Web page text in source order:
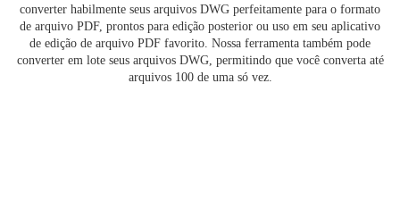
converter habilmente seus arquivos DWG perfeitamente para o formato
de arquivo PDF, prontos para edição posterior ou uso em seu aplicativo
de edição de arquivo PDF favorito. Nossa ferramenta também pode
converter em lote seus arquivos DWG, permitindo que você converta até
arquivos 100 de uma só vez.